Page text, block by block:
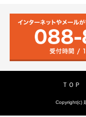
ＴＯＰ
Copyright(c)